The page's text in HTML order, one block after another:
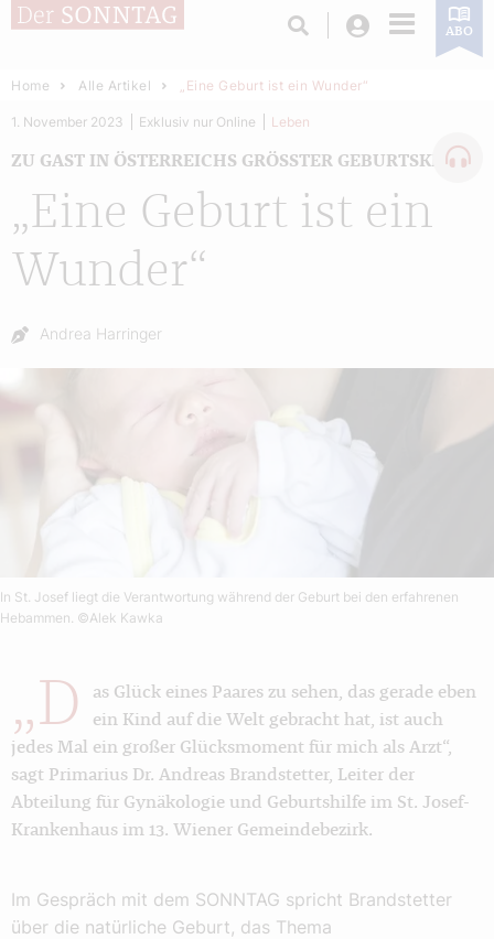
Login ABO
Home Alle Artikel „Eine Geburt ist ein Wunder“
„Eine Geburt ist ein
Wunder“
ZU GAST IN ÖSTERREICHS GRÖSSTER GEBURTSKLINIK
1. November 2023 Exklusiv nur Online Leben
Autor:
Andrea Harringer
In St. Josef liegt die Verantwortung während der Geburt bei den erfahrenen
Hebammen. ©Alek Kawka
„D
as Glück eines Paares zu sehen, das gerade eben
ein Kind auf die Welt gebracht hat, ist auch
jedes Mal ein großer Glücksmoment für mich als Arzt“,
sagt Primarius Dr. Andreas Brandstetter, Leiter der
Abteilung für Gynäkologie und Geburtshilfe im St. Josef-
Krankenhaus im 13. Wiener Gemeindebezirk.
Im Gespräch mit dem SONNTAG spricht Brandstetter
über die natürliche Geburt, das Thema